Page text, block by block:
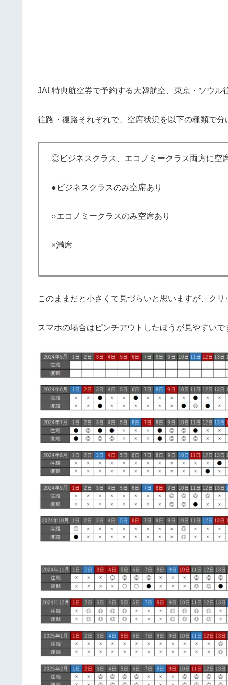
JAL特典航空券で予約する大韓航空、東京・ソウル
往路・復路それぞれで、空席状況を以下の種類で分
◎ビジネスクラス、エコノミークラス両方に空
●ビジネスクラスのみ空席あり
○エコノミークラスのみ空席あり
×満席
このままだと小さくて見づらいと思いますが、ク
スマホの場合はピンチアウトしたほうが見やすいで